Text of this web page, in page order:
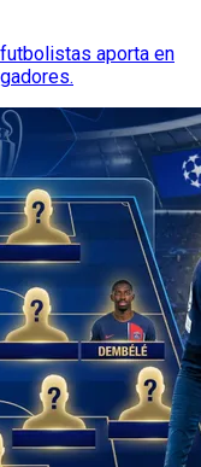
aporta en